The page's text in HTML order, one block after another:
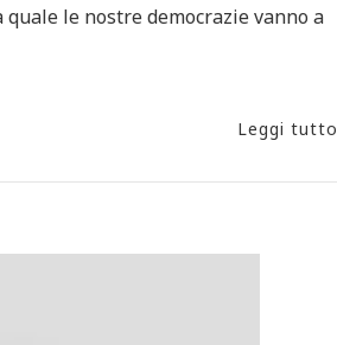
le nostre democrazie vanno a
Leggi tutto